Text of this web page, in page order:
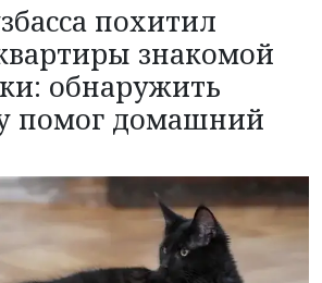
похитил
знакомой
обнаружить
помог домашний